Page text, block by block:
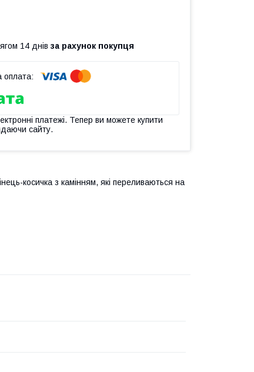
14 днів за рахунок покупця
платежі. Тепер ви можете купити
сайту.
косичка з камінням, які переливаються на